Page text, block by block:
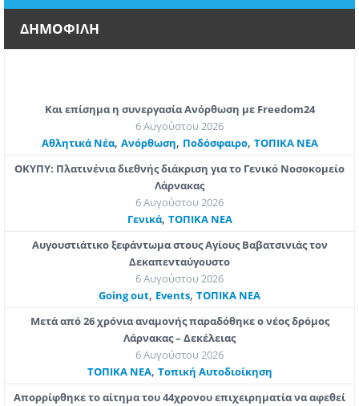
ΔΗΜΟΦΙΛΗ
Και επίσημα η συνεργασία Ανόρθωση με Freedom24
6 Αυγούστου 2026
Αθλητικά Νέα, Ανόρθωση, Ποδόσφαιρο, ΤΟΠΙΚΑ ΝΕΑ
ΟΚΥΠΥ: Πλατινένια διεθνής διάκριση για το Γενικό Νοσοκομείο
Λάρνακας
6 Αυγούστου 2026
Γενικά, ΤΟΠΙΚΑ ΝΕΑ
Αυγουστιάτικο ξεφάντωμα στους Αγίους Βαβατσινιάς τον
Δεκαπενταύγουστο
6 Αυγούστου 2026
Going out, Εvents, ΤΟΠΙΚΑ ΝΕΑ
Μετά από 26 χρόνια αναμονής παραδόθηκε ο νέος δρόμος
Λάρνακας – Δεκέλειας
6 Αυγούστου 2026
ΤΟΠΙΚΑ ΝΕΑ, Τοπική Αυτοδιοίκηση
Απορρίφθηκε το αίτημα του 44χρονου επιχειρηματία να αφεθεί